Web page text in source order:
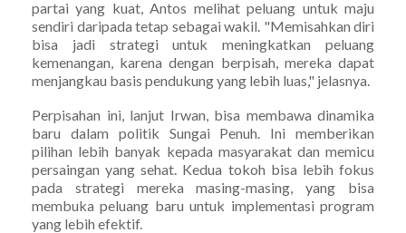
partai yang kuat, Antos melihat peluang untuk maju
sendiri daripada tetap sebagai wakil. "Memisahkan diri
bisa jadi strategi untuk meningkatkan peluang
kemenangan, karena dengan berpisah, mereka dapat
menjangkau basis pendukung yang lebih luas," jelasnya.
Perpisahan ini, lanjut Irwan, bisa membawa dinamika
baru dalam politik Sungai Penuh. Ini memberikan
pilihan lebih banyak kepada masyarakat dan memicu
persaingan yang sehat. Kedua tokoh bisa lebih fokus
pada strategi mereka masing-masing, yang bisa
membuka peluang baru untuk implementasi program
yang lebih efektif.